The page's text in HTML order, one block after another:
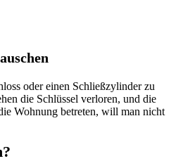
oder einen Schließzylinder zu
die Schlüssel verloren, und die
Wohnung betreten, will man nicht